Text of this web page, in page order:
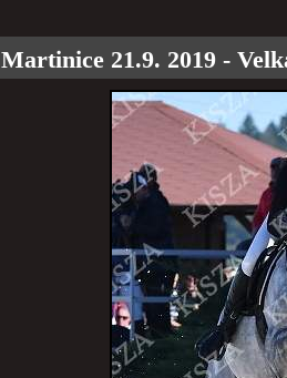
Martinice 21.9. 2019 -